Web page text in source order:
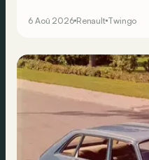
principaux points forts… et
6 Aoû 2026 Renault Twingo